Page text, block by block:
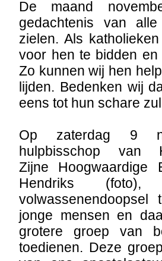
De maand
gedachtenis van
zielen. Als
voor hen te bidden
Zo kunnen wij hen
lijden. Bedenken wij
eens tot hun schare
Op zaterdag 9
hulpbisschop van
Zijne Hoogwaardige
Hendriks
jonge mensen en
grotere groep van
toedienen. Deze